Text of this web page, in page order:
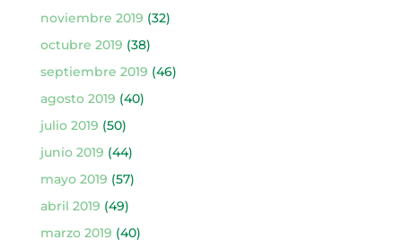
noviembre 2019 (32)
octubre 2019 (38)
septiembre 2019 (46)
agosto 2019 (40)
julio 2019 (50)
junio 2019 (44)
mayo 2019 (57)
abril 2019 (49)
marzo 2019 (40)